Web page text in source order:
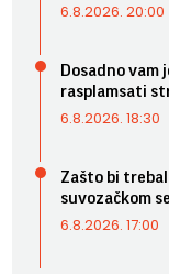
6.8.2026. 20:00
Dosadno vam
rasplamsati
6.8.2026. 18:30
Zašto bi
suvozačkom
6.8.2026. 17:00